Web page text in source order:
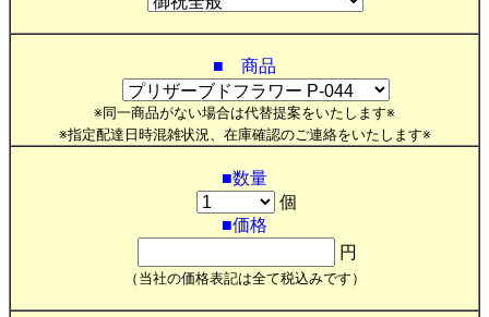
■ 商品
※同一商品がない場合は代替提案をいたします※
※指定配達日時混雑状況、在庫確認のご連絡をいたします※
■数量
個
■価格
円
（当社の価格表記は全て税込みです）